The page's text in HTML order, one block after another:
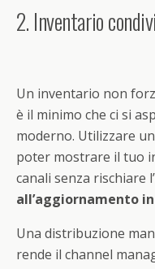
2. Inventario
Un inventario non
è il minimo che ci si
moderno. Utilizzare
poter mostrare il tuo
canali senza rischiare
all’aggiornamento
Una distribuzione
rende il channel